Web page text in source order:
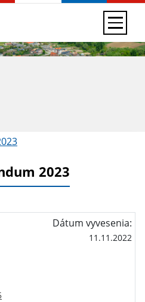
2023
Dátum vyvesenia:
11.11.2022